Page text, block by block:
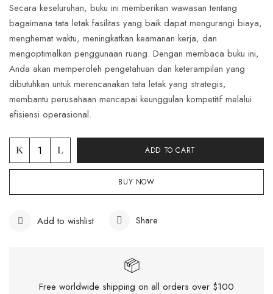
Secara keseluruhan, buku ini memberikan wawasan tentang
bagaimana tata letak fasilitas yang baik dapat mengurangi biaya,
menghemat waktu, meningkatkan keamanan kerja, dan
mengoptimalkan penggunaan ruang. Dengan membaca buku ini,
Anda akan memperoleh pengetahuan dan keterampilan yang
dibutuhkan untuk merencanakan tata letak yang strategis,
membantu perusahaan mencapai keunggulan kompetitif melalui
efisiensi operasional.
ADD TO CART
BUY NOW
Add to wishlist Share
Free worldwide shipping on all orders over $100